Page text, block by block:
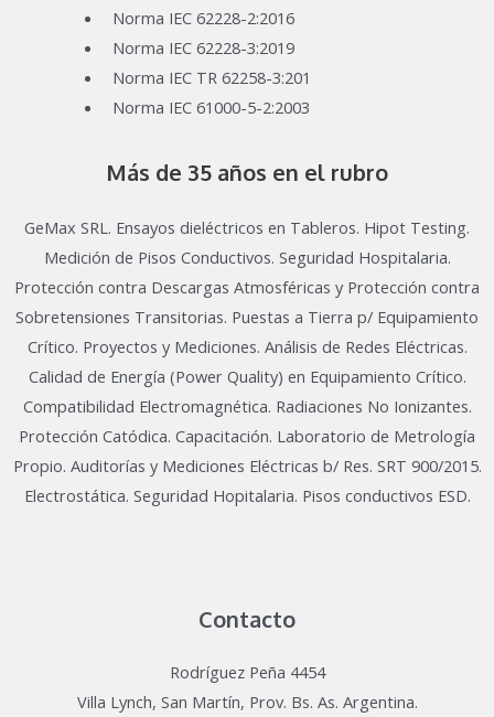
Norma IEC 62228-2:2016
Norma IEC 62228-3:2019
Norma IEC TR 62258-3:201
Norma IEC 61000-5-2:2003
Más de 35 años en el rubro
GeMax SRL. Ensayos dieléctricos en Tableros. Hipot Testing.
Medición de Pisos Conductivos. Seguridad Hospitalaria.
Protección contra Descargas Atmosféricas y Protección contra
Sobretensiones Transitorias. Puestas a Tierra p/ Equipamiento
Crítico. Proyectos y Mediciones. Análisis de Redes Eléctricas.
Calidad de Energía (Power Quality) en Equipamiento Crítico.
Compatibilidad Electromagnética. Radiaciones No Ionizantes.
Protección Catódica. Capacitación. Laboratorio de Metrología
Propio. Auditorías y Mediciones Eléctricas b/ Res. SRT 900/2015.
Electrostática. Seguridad Hopitalaria. Pisos conductivos ESD.
Contacto
Rodríguez Peña 4454
Villa Lynch, San Martín, Prov. Bs. As. Argentina.